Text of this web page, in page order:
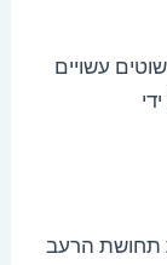
עשויים
תחושת הרעב